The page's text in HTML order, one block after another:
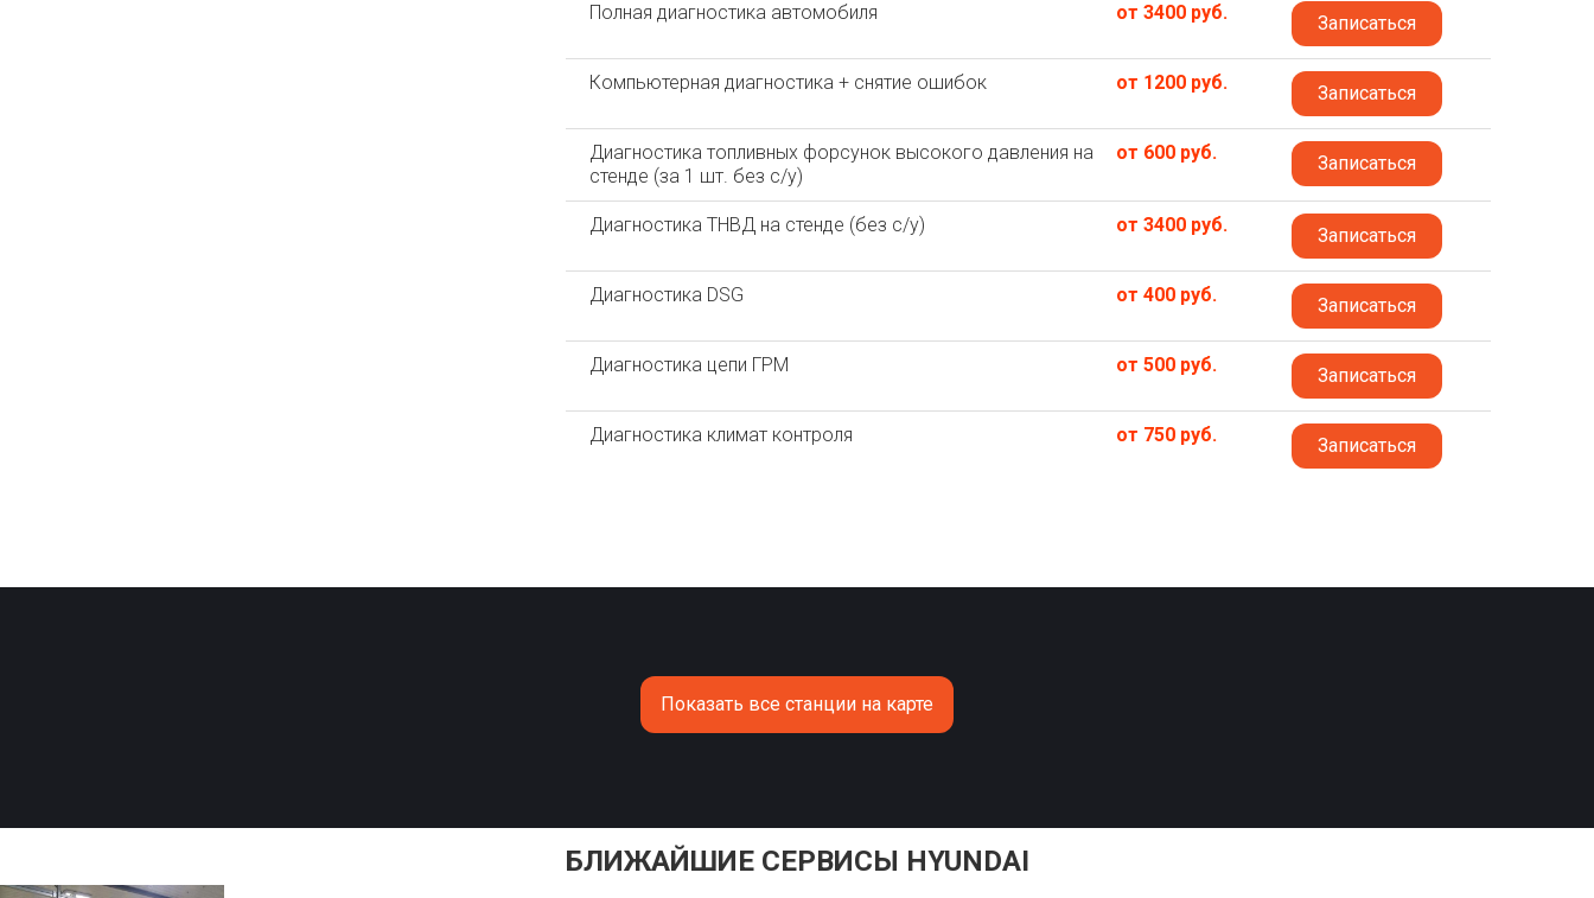
Полная диагностика автомобиля от 3400 руб. Записаться
Компьютерная диагностика + снятие ошибок от 1200 руб. Записаться
Диагностика топливных форсунок высокого давления на
стенде (за 1 шт. без с/у)
от 600 руб. Записаться
Диагностика ТНВД на стенде (без с/у) от 3400 руб. Записаться
Диагностика DSG от 400 руб. Записаться
Диагностика цепи ГРМ от 500 руб. Записаться
Диагностика климат контроля от 750 руб. Записаться
Показать все станции на карте
БЛИЖАЙШИЕ СЕРВИСЫ HYUNDAI